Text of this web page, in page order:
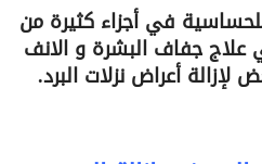
في أجزاء كثيرة من
جفاف البشرة و الانف
أعراض ‏نزلات البرد.‏